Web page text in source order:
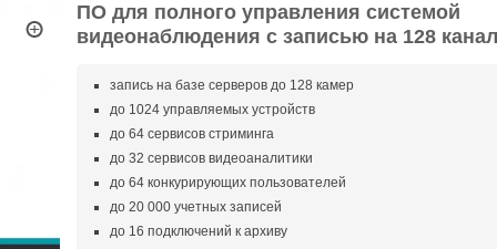
ПО для полного управления системой
видеонаблюдения c записью на 128
запись на базе серверов до 128 камер
до 1024 управляемых устройств
до 64 сервисов стриминга
до 32 сервисов видеоаналитики
до 64 конкурирующих пользователей
до 20 000 учетных записей
до 16 подключений к архиву